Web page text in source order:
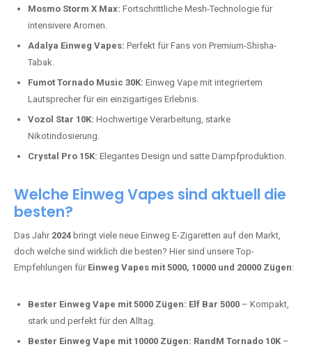
Mosmo Storm X Max: Fortschrittliche Mesh-Technologie für
intensivere Aromen.
Adalya Einweg Vapes: Perfekt für Fans von Premium-Shisha-
Tabak.
Fumot Tornado Music 30K: Einweg Vape mit integriertem
Lautsprecher für ein einzigartiges Erlebnis.
Vozol Star 10K: Hochwertige Verarbeitung, starke
Nikotindosierung.
Crystal Pro 15K: Elegantes Design und satte Dampfproduktion.
Welche Einweg Vapes sind aktuell die
besten?
Das Jahr 2024 bringt viele neue Einweg E-Zigaretten auf den Markt,
doch welche sind wirklich die besten? Hier sind unsere Top-
Empfehlungen für Einweg Vapes mit 5000, 10000 und 20000 Zügen:
Bester Einweg Vape mit 5000 Zügen: Elf Bar 5000 – Kompakt,
stark und perfekt für den Alltag.
Bester Einweg Vape mit 10000 Zügen: RandM Tornado 10K –